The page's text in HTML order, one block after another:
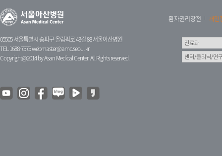
05505 서울특별시 송파구 올림픽로 43길 88 서울아산병원
TEL 1688-7575webmaster@amc.seoul.kr
Copyright@2014 by Asan Medical Center. All Rights reserved.
환자권리장전 개인